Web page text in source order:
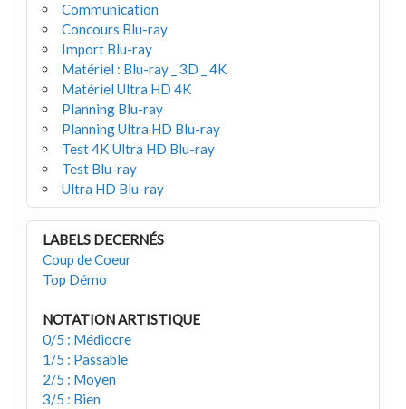
Communication
Concours Blu-ray
Import Blu-ray
Matériel : Blu-ray _ 3D _ 4K
Matériel Ultra HD 4K
Planning Blu-ray
Planning Ultra HD Blu-ray
Test 4K Ultra HD Blu-ray
Test Blu-ray
Ultra HD Blu-ray
LABELS DECERNÉS
Coup de Coeur
Top Démo
NOTATION ARTISTIQUE
0/5 : Médiocre
1/5 : Passable
2/5 : Moyen
3/5 : Bien